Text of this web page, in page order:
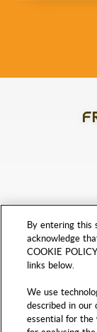
Politique
By entering this
acknowledge
COOKIE
links below.
We use
described in our
essential for the